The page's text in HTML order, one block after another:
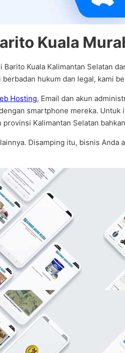
Kuala
Barito Kuala Kalimantan Selatan
hukum dan legal, kami
Hosting, Email dan akun
smartphone mereka.
Kalimantan Selatan
Disamping itu, bisnis Anda